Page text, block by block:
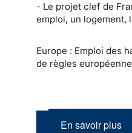
- Le projet clef de
emploi, un logement,
Europe : Emploi des
de règles
En savoir plus